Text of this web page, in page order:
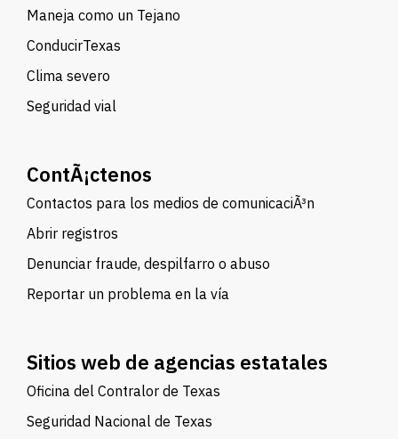
Maneja como un Tejano
ConducirTexas
Clima severo
Seguridad vial
ContÃ¡ctenos
Contactos para los medios de comunicaciÃ³n
Abrir registros
Denunciar fraude, despilfarro o abuso
Reportar un problema en la vía
Sitios web de agencias estatales
Oficina del Contralor de Texas
Seguridad Nacional de Texas